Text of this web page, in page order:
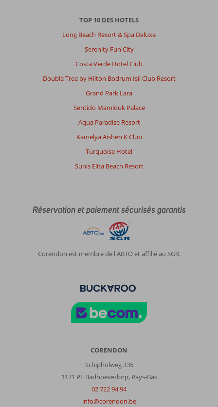
TOP 10 DES HOTELS
Long Beach Resort & Spa Deluxe
Serenity Fun City
Costa Verde Hotel Club
Double Tree by Hilton Bodrum Isil Club Resort
Grand Park Lara
Sentido Mamlouk Palace
Aqua Paradise Resort
Kamelya Aishen K Club
Turquoise Hotel
Sunis Elita Beach Resort
Réservation et paiement sécurisés garantis
Corendon est membre de l'ABTO et affilié au SGR.
CORENDON
Schipholweg 335
1171 PL Badhoevedorp, Pays-Bas
02 722 94 94
info@corendon.be